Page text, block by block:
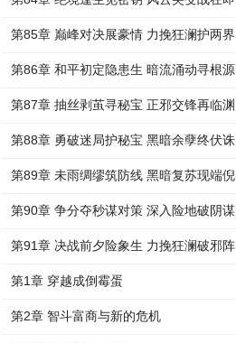
第85章 巅峰对决展豪情 力挽狂澜护两界
第86章 和平初定隐患生 暗流涌动寻根源
第87章 抽丝剥茧寻秘宝 正邪交锋再临渊
第88章 勇破迷局护秘宝 黑暗余孽终伏诛
第89章 未雨绸缪筑防线 黑暗复苏现端倪
第90章 争分夺秒谋对策 深入险地破阴谋
第91章 决战前夕险象生 力挽狂澜破邪阵
第1章 穿越成倒霉蛋
第2章 智斗富商与新的危机